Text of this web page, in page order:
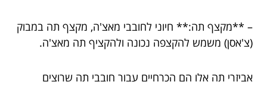
– **מקצף תה:** חיוני לחובבי מאצ'ה, מקצף תה במבוק
(צ'אסן) משמש להקצפה נכונה ולהקציף תה מאצ'ה.
אביזרי תה אלו הם הכרחיים עבור חובבי תה שרוצים